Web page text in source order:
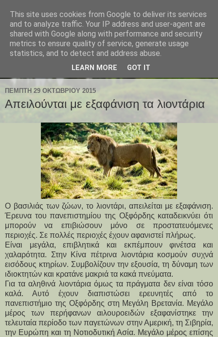
ΠΈΜΠΤΗ 29 ΟΚΤΩΒΡΊΟΥ 2015
Απειλούνται με εξαφάνιση τα λιοντάρια
Ο βασιλιάς των ζώων, το λιοντάρι, απειλείται με εξαφάνιση.
Έρευνα του πανεπιστημίου της Οξφόρδης καταδεικνύει ότι
μπορούν να επιβιώσουν μόνο σε προστατευόμενες
περιοχές. Σε πολλές περιοχές έχουν αφανιστεί πλήρως.
Είναι μεγάλα, επιβλητικά και εκπέμπουν φινέτσα και
χαλαρότητα. Στην Κίνα πέτρινα λιοντάρια κοσμούν συχνά
εισόδους κτηρίων. Συμβολίζουν την εξουσία, τη δύναμη των
ιδιοκτητών και κρατάνε μακριά τα κακά πνεύματα.
Για τα αληθινά λιοντάρια όμως τα πράγματα δεν είναι τόσο
καλά. Αυτό έχουν διαπιστώσει ερευνητές από το
πανεπιστήμιο της Οξφόρδης στη Μεγάλη Βρετανία. Μεγάλο
μέρος των περήφανων αιλουροειδών εξαφανίστηκε την
τελευταία περίοδο των παγετώνων στην Αμερική, τη Σιβηρία,
την Ευρώπη και τη Νοτιοδυτική Ασία. Μεγάλο μέρος επίσης
This site uses cookies from Google to deliver its services
and to analyze traffic. Your IP address and user-agent are
shared with Google along with performance and security
metrics to ensure quality of service, generate usage
statistics, and to detect and address abuse.
LEARN MORE GOT IT